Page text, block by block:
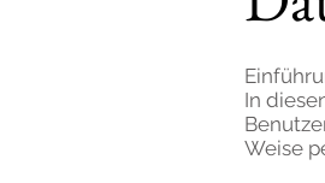
In
Weise